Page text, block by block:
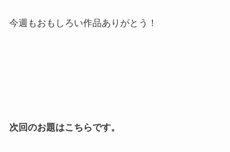
今週もおもしろい作品ありがとう！
次回のお題はこちらです。